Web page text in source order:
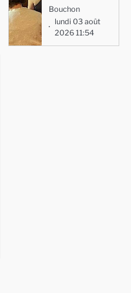
Bouchon
lundi 03 août
2026 11:54